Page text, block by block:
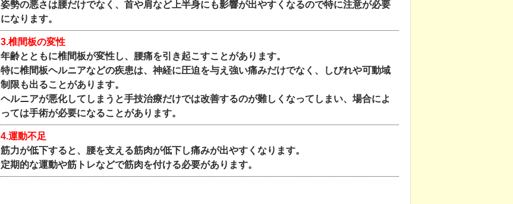
姿勢の悪さは腰だけでなく、首や肩など上半身にも影響が出やすくなるので特に注意が必要
になります。
3.椎間板の変性
年齢とともに椎間板が変性し、腰痛を引き起こすことがあります。
特に椎間板ヘルニアなどの疾患は、神経に圧迫を与え強い痛みだけでなく、しびれや可動域
制限も出ることがあります。
ヘルニアが悪化してしまうと手技治療だけでは改善するのが難しくなってしまい、場合によ
っては手術が必要になることがあります。
4.運動不足
筋力が低下すると、腰を支える筋肉が低下し痛みが出やすくなります。
定期的な運動や筋トレなどで筋肉を付ける必要があります。